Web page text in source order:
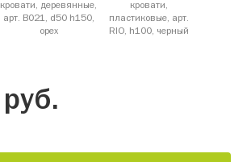
кровати, деревянные,
арт. B021, d50 h150,
орех
кровати,
пластиковые, арт.
RIO, h100, черный
руб.